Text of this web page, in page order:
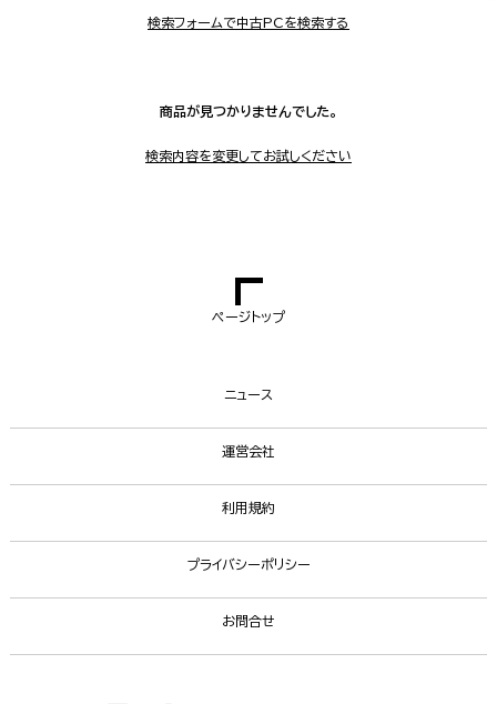
検索フォームで中古PCを検索する
商品が見つかりませんでした。
検索内容を変更してお試しください
ページトップ
ニュース
運営会社
利用規約
プライバシーポリシー
お問合せ